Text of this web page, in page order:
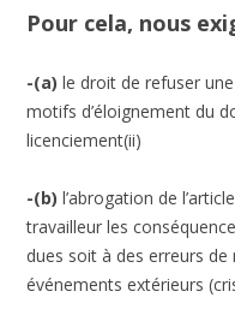
Pour cela, nous
-(a) le droit de refuser
motifs d’éloignement du
licenciement(ii)
-(b) l’abrogation de
travailleur les
dues soit à des erreurs
événements extérieurs